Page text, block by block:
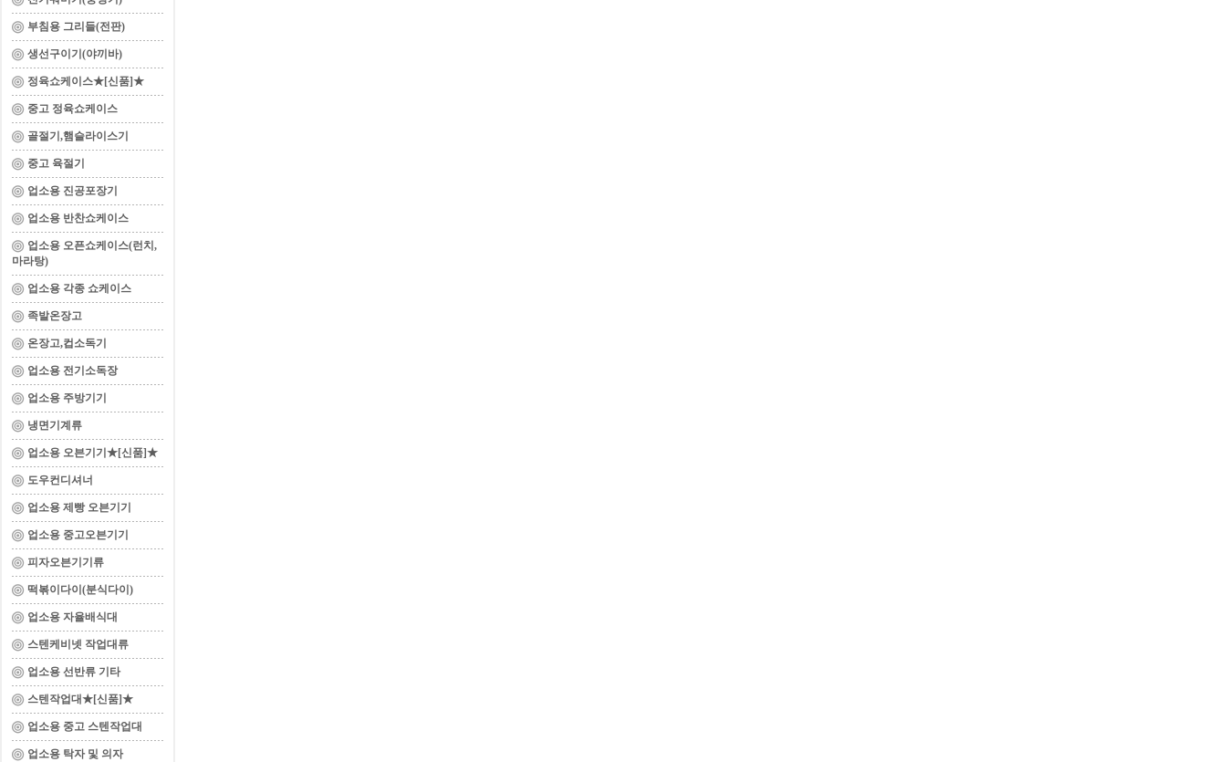
부침용 그리들(전판)
생선구이기(야끼바)
정육쇼케이스★[신품]★
중고 정육쇼케이스
골절기,햄슬라이스기
중고 육절기
업소용 진공포장기
업소용 반찬쇼케이스
업소용 오픈쇼케이스(런치,
마라탕)
업소용 각종 쇼케이스
족발온장고
온장고,컵소독기
업소용 전기소독장
업소용 주방기기
냉면기계류
업소용 오븐기기★[신품]★
도우컨디셔너
업소용 제빵 오븐기기
업소용 중고오븐기기
피자오븐기기류
떡볶이다이(분식다이)
업소용 자율배식대
스텐케비넷 작업대류
업소용 선반류 기타
스텐작업대★[신품]★
업소용 중고 스텐작업대
업소용 탁자 및 의자